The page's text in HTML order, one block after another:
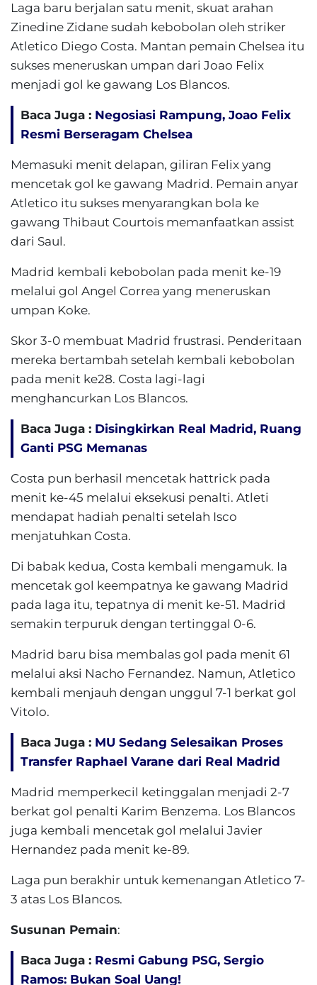
Laga baru berjalan satu menit, skuat arahan
Zinedine Zidane sudah kebobolan oleh striker
Atletico Diego Costa. Mantan pemain Chelsea itu
sukses meneruskan umpan dari Joao Felix
menjadi gol ke gawang Los Blancos.
Baca Juga : Negosiasi Rampung, Joao Felix
Resmi Berseragam Chelsea
Memasuki menit delapan, giliran Felix yang
mencetak gol ke gawang Madrid. Pemain anyar
Atletico itu sukses menyarangkan bola ke
gawang Thibaut Courtois memanfaatkan assist
dari Saul.
Madrid kembali kebobolan pada menit ke-19
melalui gol Angel Correa yang meneruskan
umpan Koke.
Skor 3-0 membuat Madrid frustrasi. Penderitaan
mereka bertambah setelah kembali kebobolan
pada menit ke28. Costa lagi-lagi
menghancurkan Los Blancos.
Baca Juga : Disingkirkan Real Madrid, Ruang
Ganti PSG Memanas
Costa pun berhasil mencetak hattrick pada
menit ke-45 melalui eksekusi penalti. Atleti
mendapat hadiah penalti setelah Isco
menjatuhkan Costa.
Di babak kedua, Costa kembali mengamuk. Ia
mencetak gol keempatnya ke gawang Madrid
pada laga itu, tepatnya di menit ke-51. Madrid
semakin terpuruk dengan tertinggal 0-6.
Madrid baru bisa membalas gol pada menit 61
melalui aksi Nacho Fernandez. Namun, Atletico
kembali menjauh dengan unggul 7-1 berkat gol
Vitolo.
Baca Juga : MU Sedang Selesaikan Proses
Transfer Raphael Varane dari Real Madrid
Madrid memperkecil ketinggalan menjadi 2-7
berkat gol penalti Karim Benzema. Los Blancos
juga kembali mencetak gol melalui Javier
Hernandez pada menit ke-89.
Laga pun berakhir untuk kemenangan Atletico 7-
3 atas Los Blancos.
Susunan Pemain:
Baca Juga : Resmi Gabung PSG, Sergio
Ramos: Bukan Soal Uang!